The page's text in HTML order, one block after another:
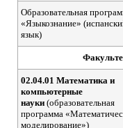
Образовательная
«Языкознание»
язык)
02.04.01 Математика и
компьютерные
науки (образовательная
программа
моделирование»)